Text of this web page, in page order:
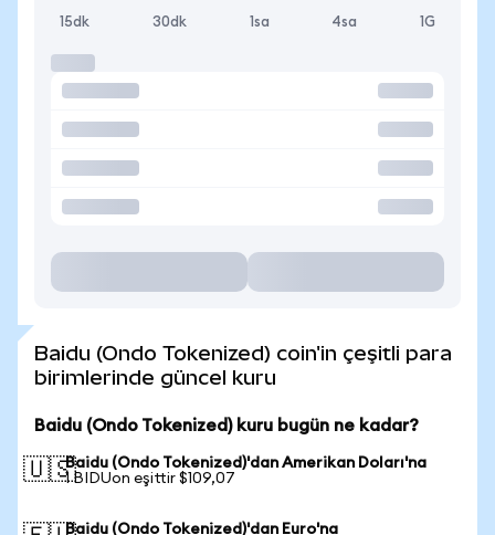
15dk 30dk 1sa 4sa 1G
Baidu (Ondo Tokenized) coin'in çeşitli para
birimlerinde güncel kuru
Baidu (Ondo Tokenized) kuru bugün ne kadar?
🇺🇸Baidu (Ondo Tokenized)'dan Amerikan Doları'na
1 BIDUon eşittir $109,07
Baidu (Ondo Tokenized)'dan Euro'na